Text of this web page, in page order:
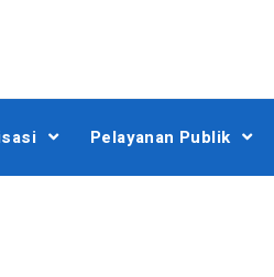
Pelayanan Publik